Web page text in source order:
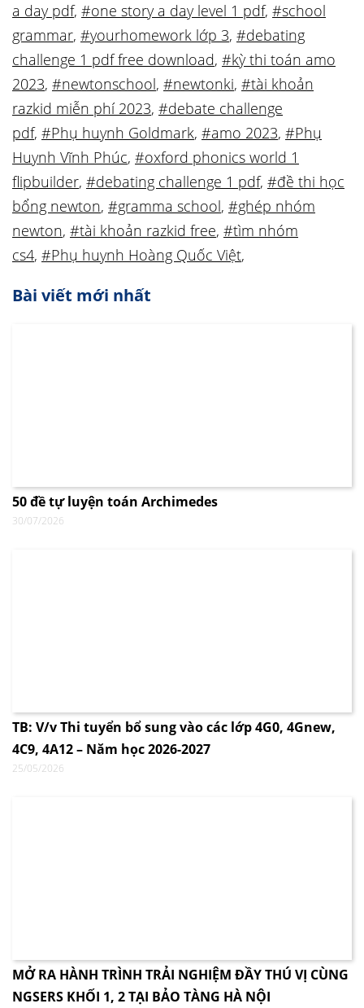
a day pdf, #one story a day level 1 pdf, #school
grammar, #yourhomework lớp 3, #debating
challenge 1 pdf free download, #kỳ thi toán amo
2023, #newtonschool, #newtonki, #tài khoản
razkid miễn phí 2023, #debate challenge
pdf, #Phụ huynh Goldmark, #amo 2023, #Phụ
Huynh Vĩnh Phúc, #oxford phonics world 1
flipbuilder, #debating challenge 1 pdf, #đề thi học
bổng newton, #gramma school, #ghép nhóm
newton, #tài khoản razkid free, #tìm nhóm
cs4, #Phụ huynh Hoàng Quốc Việt,
Bài viết mới nhất
50 đề tự luyện toán Archimedes
30/07/2026
TB: V/v Thi tuyển bổ sung vào các lớp 4G0, 4Gnew,
4C9, 4A12 – Năm học 2026-2027
25/05/2026
MỞ RA HÀNH TRÌNH TRẢI NGHIỆM ĐẦY THÚ VỊ CÙNG
NGSERS KHỐI 1, 2 TẠI BẢO TÀNG HÀ NỘI